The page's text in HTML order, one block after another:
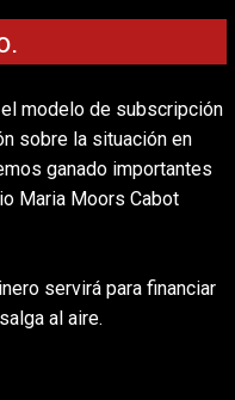
modelo de subscripción
sobre la situación en
ganado importantes
Maria Moors Cabot
servirá para financiar
al aire.